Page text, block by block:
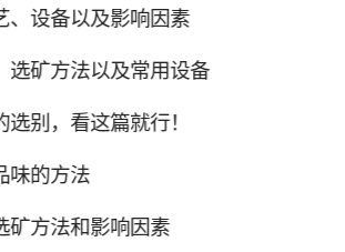
、设备以及影响因素
选矿方法以及常用设备
别，看这篇就行！
味的方法
矿方法和影响因素